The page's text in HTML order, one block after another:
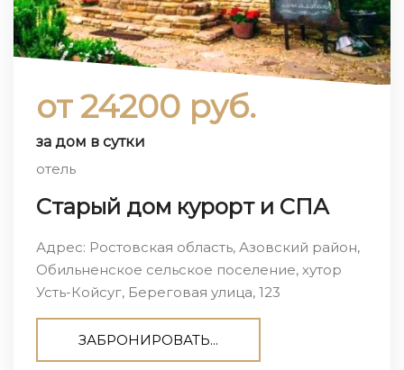
от 24200 руб.
за дом в сутки
отель
Старый дом курорт и СПА
Адрес: Ростовская область, Азовский район,
Обильненское сельское поселение, хутор
Усть-Койсуг, Береговая улица, 123
ЗАБРОНИРОВАТЬ...